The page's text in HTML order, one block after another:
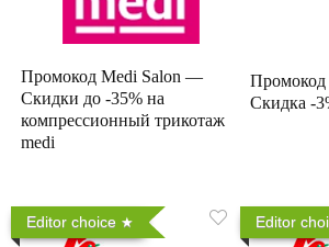
Промокод Medi Salon —
Скидки до -35% на
компрессионный трикотаж
medi
Скидка -
Editor choice Editor